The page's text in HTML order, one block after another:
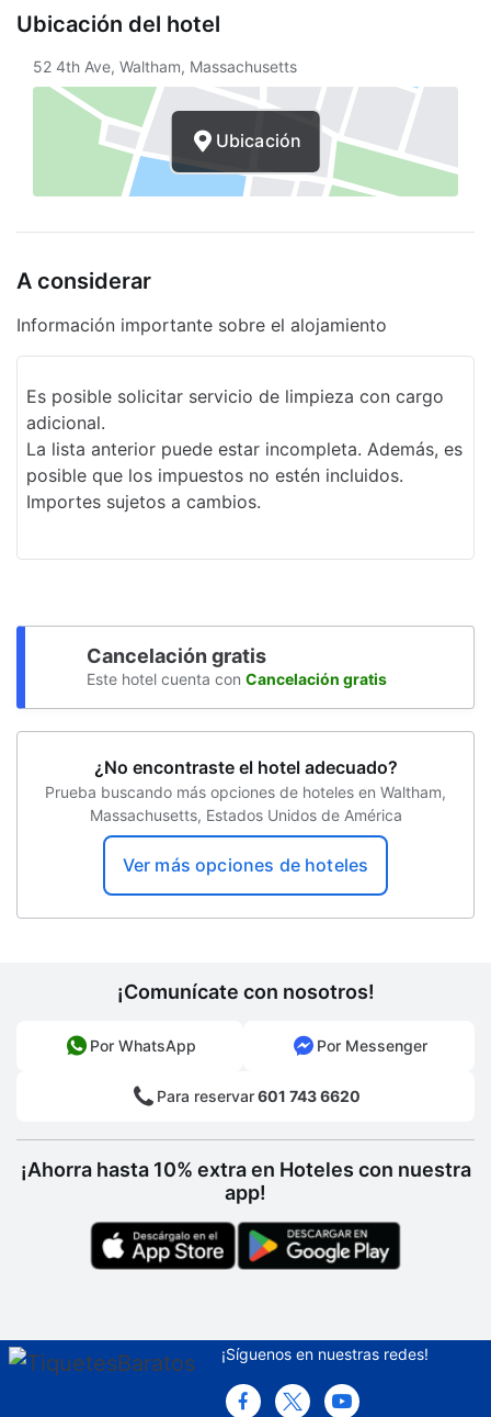
Internet inalámbrico en cortesía
Servicio de limpieza a petición
Propiedad libre de humo
Seguro
ruedas
Servicio de café en el lobby
Estacionamiento sin asistencia gratuito
Elevador
Ruta de viaje accesible para sillas de
Ubicación del hotel
52 4th Ave, Waltham, Massachusetts
Ubicación
A considerar
Información importante sobre el alojamiento
Es posible solicitar servicio de limpieza con cargo
adicional.
La lista anterior puede estar incompleta. Además, es
posible que los impuestos no estén incluidos.
Importes sujetos a cambios.
Cancelación gratis
Este hotel cuenta con Cancelación gratis
¿No encontraste el hotel adecuado?
Prueba buscando más opciones de hoteles en Waltham,
Massachusetts, Estados Unidos de América
Ver más opciones de hoteles
¡Comunícate con nosotros!
Por WhatsApp Por Messenger
Para reservar601 743 6620
¡Ahorra hasta 10% extra en Hoteles con nuestra
app!
¡Síguenos en nuestras redes!